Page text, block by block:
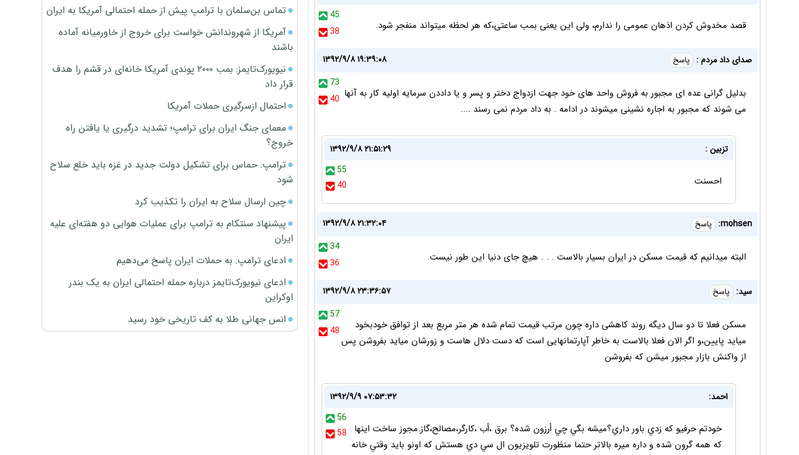
45
38
قصد مخدوش کردن اذهان عمومی را ندارم، ولی این یعنی بمب ساعتی،که هر لحظه میتواند منفجر شود.
صدای داد مردم : پاسخ
۱۳۹۲/۹/۸ ۱۹:۳۹:۰۸
73
40 بدلیل گرانی عده ای مجبور به فروش واحد های خود جهت ازدواج دختر و پسر و یا داددن سرمایه اولیه کار به آنها
می شوند که مجبور به اجاره نشینی میشوند در ادامه . به داد مردم نمی رسند ....
تزبین :
۱۳۹۲/۹/۸ ۲۱:۵۱:۲۹
55
40
احسنت
mohsen: پاسخ
۱۳۹۲/۹/۸ ۲۱:۳۲:۰۴
34
36
البته میدانیم که قیمت مسکن در ایران بسیار بالاست . . . هیچ جای دنیا این طور نیست.
سید: پاسخ
۱۳۹۲/۹/۸ ۲۳:۳۶:۵۷
57
48
مسکن فعلا تا دو سال دیگه روند کاهشی داره چون مرتب قیمت تمام شده هر متر مربع بعد از توافق خودبخود
میاید پایین،و اگر الان فعلا بالاست به خاطر آپارتمانهایی است که دست دلال هاست و زورشان میاید بفروشن پس
از واکنش بازار مجبور میشن که بفروشن
احمد:
۱۳۹۲/۹/۹ ۰۷:۵۳:۳۲
56
58
خودتم حرفيو كه زدي باور داري؟ميشه بگي چي أرزون شده؟ برق ،أب ،كارگر،مصالح،گاز.مجوز ساخت اينها
كه همه گرون شده و داره ميره بالاتر حتما منظورت تلويزيون ال سي دي هستش كه اونو بايد وقتي خانه
تماس بن‌سلمان با ترامپ پیش از حمله احتمالی آمریکا به ایران
آمریکا از شهروندانش خواست برای خروج از خاورمیانه آماده
باشند
نیویورک‌تایمز: بمب ۲۰۰۰ پوندی آمریکا خانه‌ای در قشم را هدف
قرار داد
احتمال ازسرگیری حملات آمریکا
معمای جنگ ایران برای ترامپ؛ تشدید درگیری یا یافتن راه
خروج؟
ترامپ: حماس برای تشکیل دولت جدید در غزه باید خلع سلاح
شود
چین ارسال سلاح به ایران را تکذیب کرد
پیشنهاد سنتکام به ترامپ برای عملیات هوایی دو هفته‌ای علیه
ایران
ادعای ترامپ: به حملات ایران پاسخ می‌دهیم
ادعای نیویورک‌تایمز درباره حمله احتمالی ایران به یک بندر
اوکراین
انس جهانی طلا به کف تاریخی خود رسید